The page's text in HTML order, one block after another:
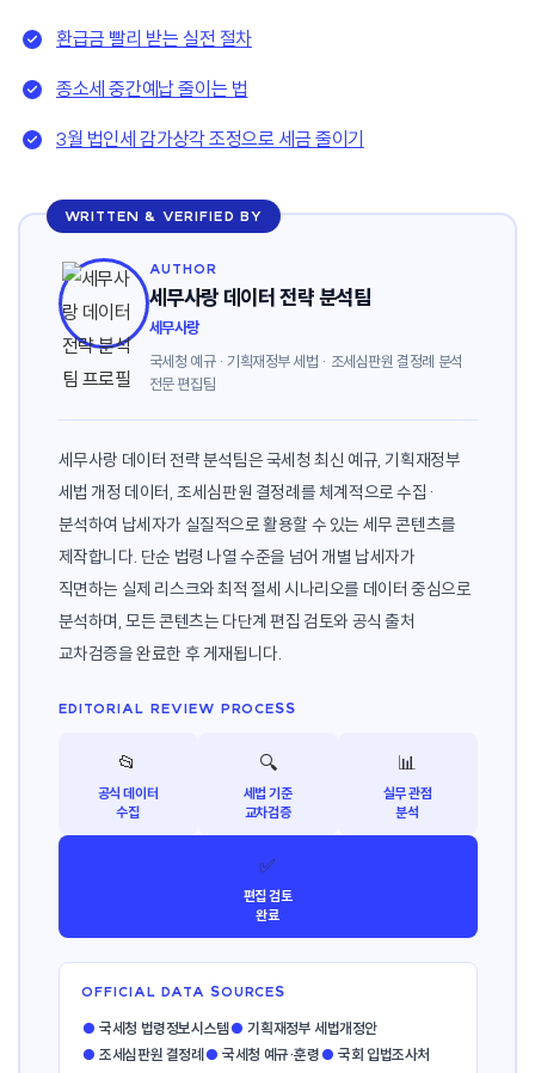
환급금 빨리 받는 실전 절차
종소세 중간예납 줄이는 법
3월 법인세 감가상각 조정으로 세금 줄이기
WRITTEN & VERIFIED BY
AUTHOR
세무사랑 데이터 전략 분석팀
세무사랑
국세청 예규 · 기획재정부 세법 · 조세심판원 결정례 분석
전문 편집팀
세무사랑 데이터 전략 분석팀은 국세청 최신 예규, 기획재정부
세법 개정 데이터, 조세심판원 결정례를 체계적으로 수집·
분석하여 납세자가 실질적으로 활용할 수 있는 세무 콘텐츠를
제작합니다. 단순 법령 나열 수준을 넘어 개별 납세자가
직면하는 실제 리스크와 최적 절세 시나리오를 데이터 중심으로
분석하며, 모든 콘텐츠는 다단계 편집 검토와 공식 출처
교차검증을 완료한 후 게재됩니다.
EDITORIAL REVIEW PROCESS
📂
공식 데이터
수집
🔍
세법 기준
교차검증
📊
실무 관점
분석
✅
편집 검토
완료
OFFICIAL DATA SOURCES
● 국세청 법령정보시스템● 기획재정부 세법개정안
● 조세심판원 결정례 ● 국세청 예규·훈령● 국회 입법조사처